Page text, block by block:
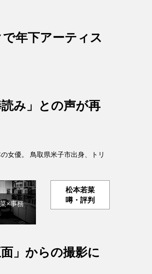
年下アーティス
み」との声が再
女優。 鳥取県米子市出身、トリ
×事務
松本若菜
噂・評判
」からの撮影に